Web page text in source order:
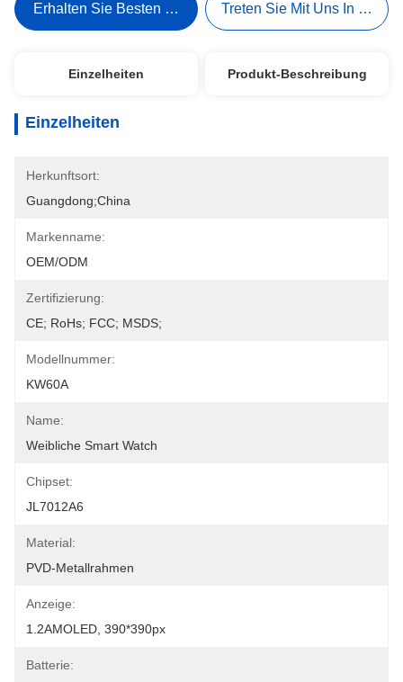
Erhalten Sie Besten Preis Treten Sie Mit Uns In
Einzelheiten Produkt-Beschreibung
Einzelheiten
Herkunftsort:
Guangdong;China
Markenname:
OEM/ODM
Zertifizierung:
CE; RoHs; FCC; MSDS;
Modellnummer:
KW60A
Name:
Weibliche Smart Watch
Chipset:
JL7012A6
Material:
PVD-Metallrahmen
Anzeige:
1.2AMOLED, 390*390px
Batterie: